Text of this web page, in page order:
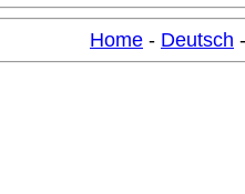
Home - Deutsch